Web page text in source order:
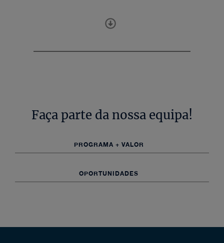
Faça parte da nossa equipa!
PROGRAMA + VALOR
OPORTUNIDADES